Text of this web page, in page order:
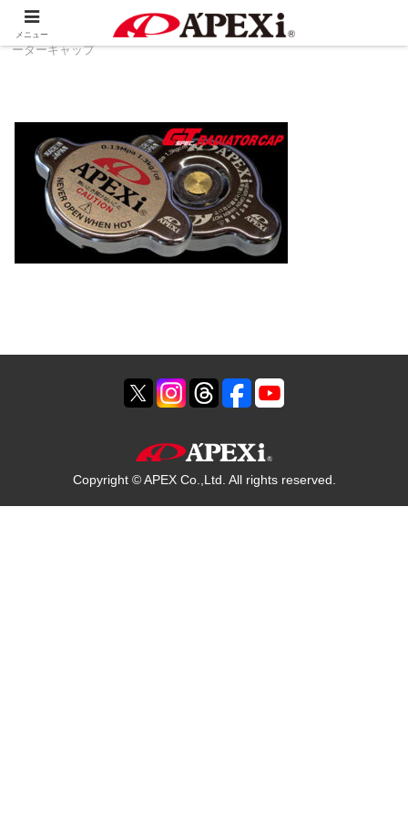
製品情報 冷却系
GTスペック ラジエ
ーターキャップ
Copyright © APEX Co.,Ltd. All rights reserved.
メニュー